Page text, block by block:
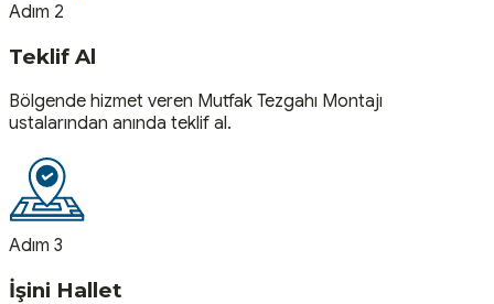
Adım 2
Teklif Al
Bölgende hizmet veren Mutfak Tezgahı Montajı
ustalarından anında teklif al.
Adım 3
İşini Hallet